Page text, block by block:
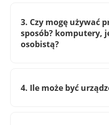
3. Czy mogę używać
sposób? komputery,
osobistą?
4. Ile może być